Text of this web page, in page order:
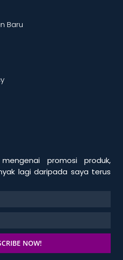
Baru
promosi produk,
lagi daripada saya terus
NOW!